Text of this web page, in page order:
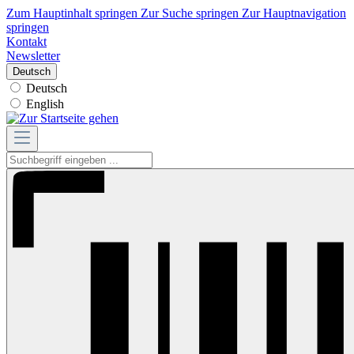
Zum Hauptinhalt springen Zur Suche springen Zur Hauptnavigation
springen
Kontakt
Newsletter
Deutsch
Deutsch
English